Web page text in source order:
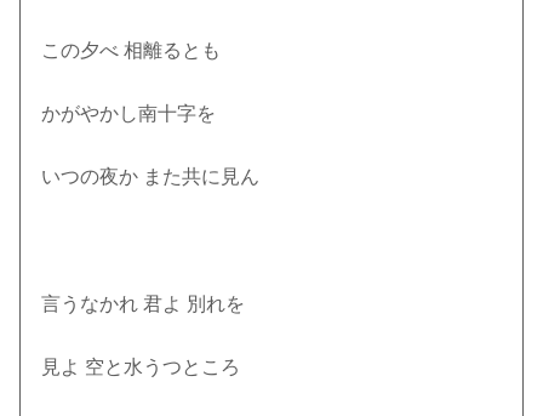
この夕べ 相離るとも
かがやかし南十字を
いつの夜か また共に見ん
言うなかれ 君よ 別れを
見よ 空と水うつところ